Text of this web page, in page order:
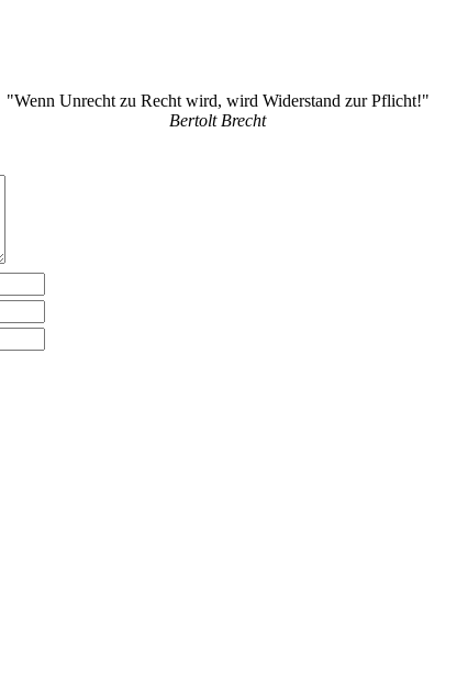
"Wenn Unrecht zu Recht wird, wird Widerstand zur Pflicht!"
Bertolt Brecht